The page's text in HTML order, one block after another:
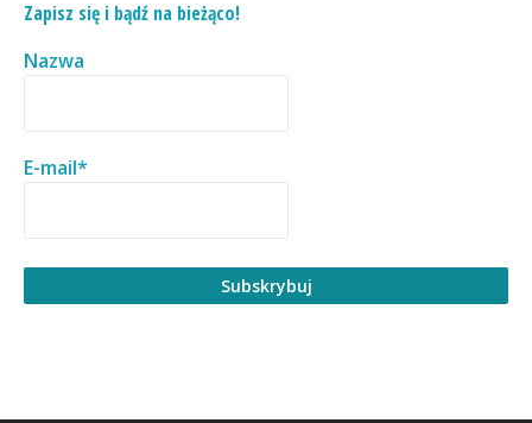
Zapisz się i bądź na bieżąco!
Nazwa
E-mail*